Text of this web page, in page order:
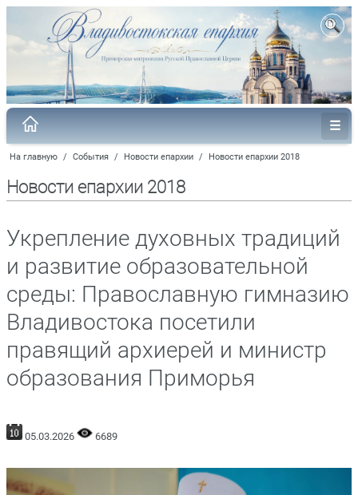
На главную / События / Новости епархии / Новости епархии 2018
Новости епархии 2018
Укрепление духовных традиций
и развитие образовательной
среды: Православную гимназию
Владивостока посетили
правящий архиерей и министр
образования Приморья
05.03.2026 6689